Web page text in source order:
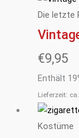
Die letzte
€9,95
Enthält
Lieferzeit:
Kostüme